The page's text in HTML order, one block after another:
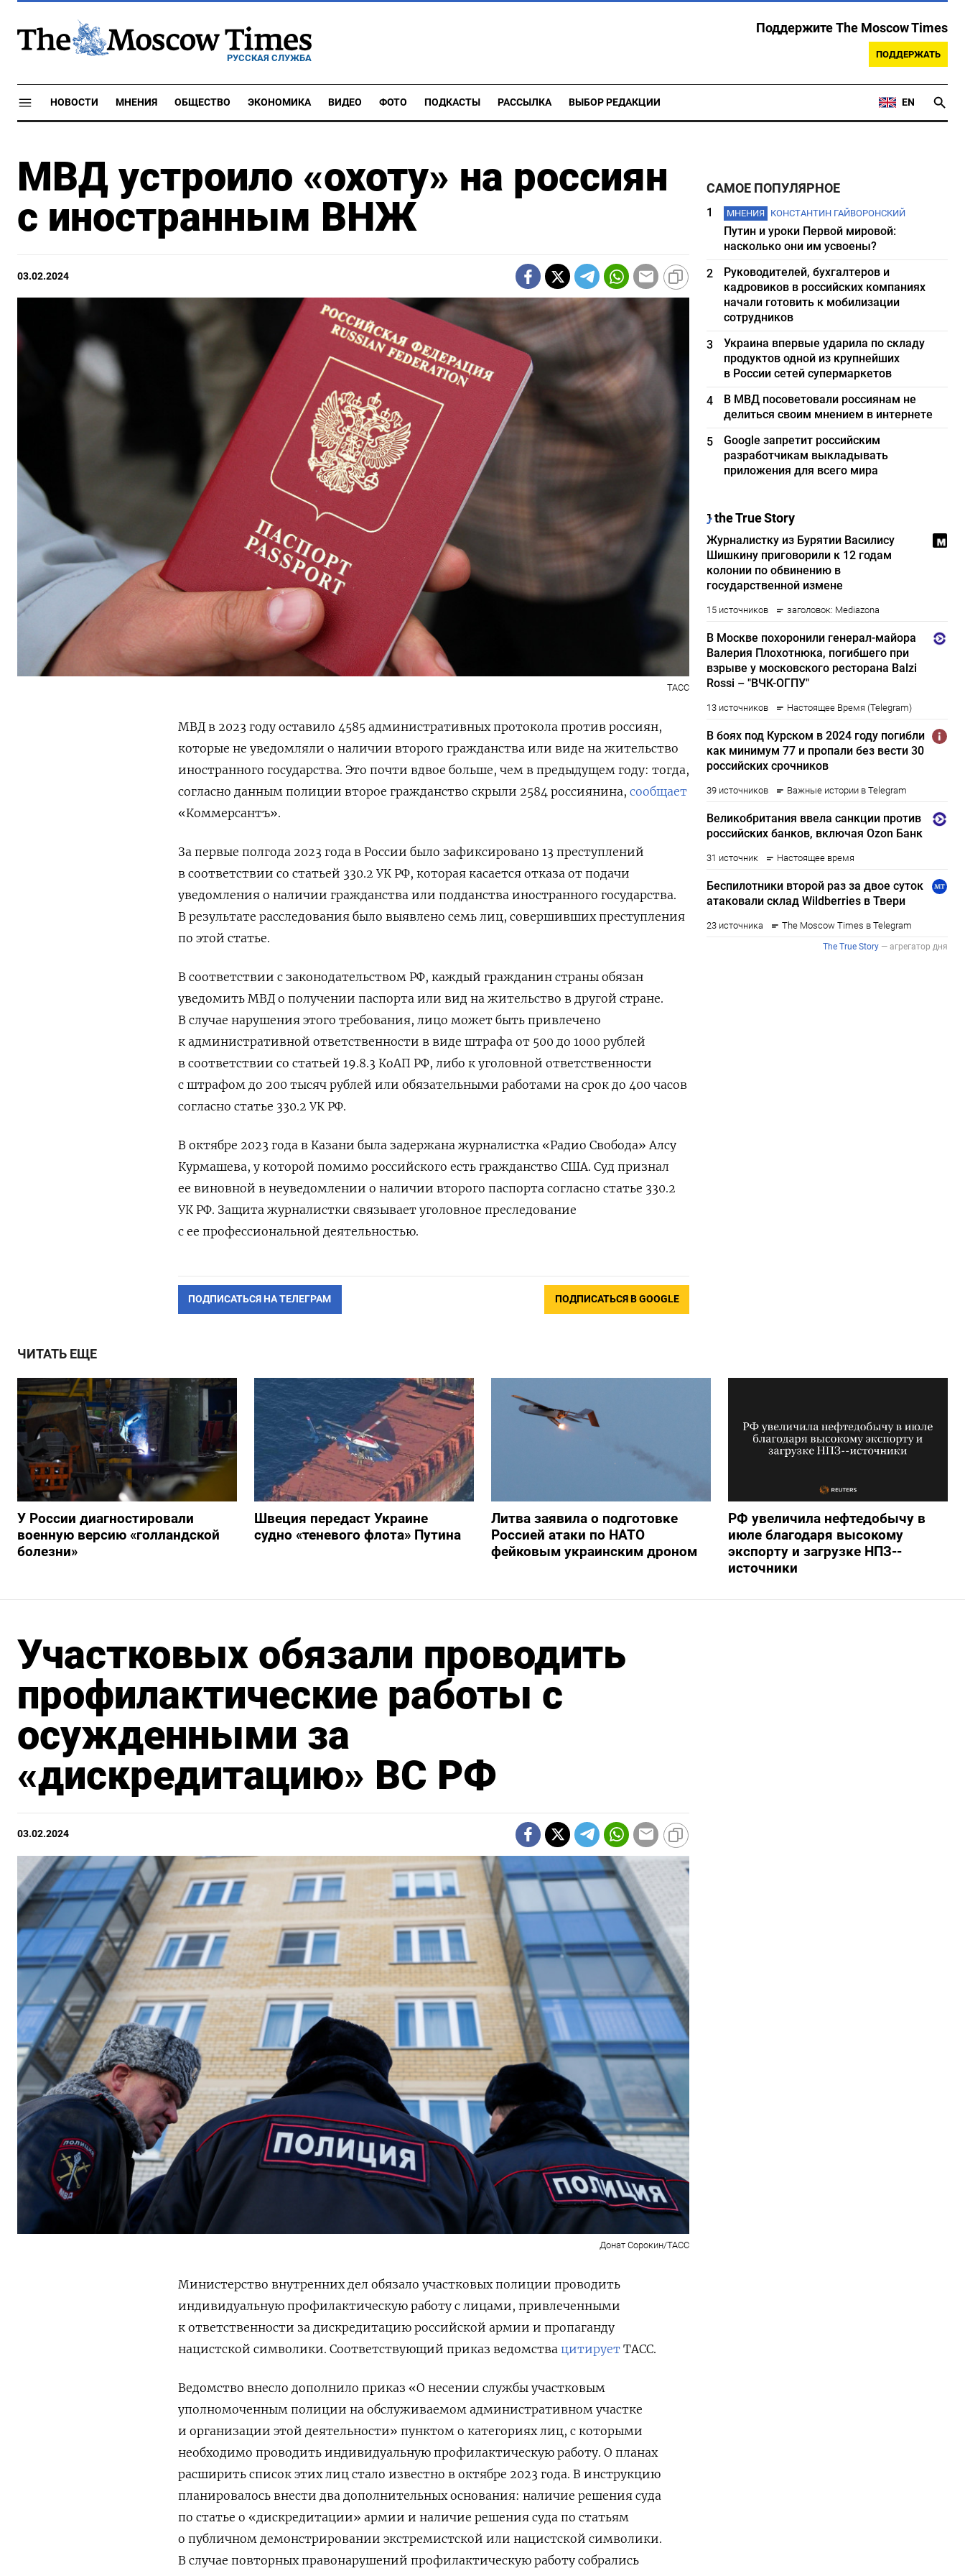
РУССКАЯ СЛУЖБА
Поддержите The Moscow Times
ПОДДЕРЖАТЬ
НОВОСТИ МНЕНИЯ ОБЩЕСТВО ЭКОНОМИКА ВИДЕО ФОТО ПОДКАСТЫ РАССЫЛКА ВЫБОР РЕДАКЦИИ EN
МВД устроило «охоту» на россиян
с иностранным ВНЖ
03.02.2024
ТАСС
МВД в 2023 году оставило 4585 административных протокола против россиян,
которые не уведомляли о наличии второго гражданства или виде на жительство
иностранного государства. Это почти вдвое больше, чем в предыдущем году: тогда,
согласно данным полиции второе гражданство скрыли 2584 россиянина, сообщает
«Коммерсантъ».
За первые полгода 2023 года в России было зафиксировано 13 преступлений
в соответствии со статьей 330.2 УК РФ, которая касается отказа от подачи
уведомления о наличии гражданства или подданства иностранного государства.
В результате расследования было выявлено семь лиц, совершивших преступления
по этой статье.
В соответствии с законодательством РФ, каждый гражданин страны обязан
уведомить МВД о получении паспорта или вид на жительство в другой стране.
В случае нарушения этого требования, лицо может быть привлечено
к административной ответственности в виде штрафа от 500 до 1000 рублей
в соответствии со статьей 19.8.3 КоАП РФ, либо к уголовной ответственности
с штрафом до 200 тысяч рублей или обязательными работами на срок до 400 часов
согласно статье 330.2 УК РФ.
В октябре 2023 года в Казани была задержана журналистка «Радио Свобода» Алсу
Курмашева, у которой помимо российского есть гражданство США. Суд признал
ее виновной в неуведомлении о наличии второго паспорта согласно статье 330.2
УК РФ. Защита журналистки связывает уголовное преследование
с ее профессиональной деятельностью.
ПОДПИСАТЬСЯ НА ТЕЛЕГРАМ ПОДПИСАТЬСЯ В GOOGLE
САМОЕ ПОПУЛЯРНОЕ
1 МНЕНИЯ КОНСТАНТИН ГАЙВОРОНСКИЙ
Путин и уроки Первой мировой:
насколько они им усвоены?
2
Руководителей, бухгалтеров и
кадровиков в российских компаниях
начали готовить к мобилизации
сотрудников
3
Украина впервые ударила по складу
продуктов одной из крупнейших
в России сетей супермаркетов
4
В МВД посоветовали россиянам не
делиться своим мнением в интернете
5
Google запретит российским
разработчикам выкладывать
приложения для всего мира
ЧИТАТЬ ЕЩЕ
У России диагностировали
военную версию «голландской
болезни»
Швеция передаст Украине
судно «теневого флота» Путина
Литва заявила о подготовке
Россией атаки по НАТО
фейковым украинским дроном
РФ увеличила нефтедобычу в
июле благодаря высокому
экспорту и загрузке НПЗ--
источники
Участковых обязали проводить
профилактические работы с
осужденными за
«дискредитацию» ВС РФ
03.02.2024
Донат Сорокин/ТАСС
Министерство внутренних дел обязало участковых полиции проводить
индивидуальную профилактическую работу с лицами, привлеченными
к ответственности за дискредитацию российской армии и пропаганду
нацистской символики. Соответствующий приказ ведомства цитирует ТАСС.
Ведомство внесло дополнило приказ «О несении службы участковым
уполномоченным полиции на обслуживаемом административном участке
и организации этой деятельности» пунктом о категориях лиц, с которыми
необходимо проводить индивидуальную профилактическую работу. О планах
расширить список этих лиц стало известно в октябре 2023 года. В инструкцию
планировалось внести два дополнительных основания: наличие решения суда
по статье о «дискредитации» армии и наличие решения суда по статьям
о публичном демонстрировании экстремистской или нацистской символики.
В случае повторных правонарушений профилактическую работу собрались